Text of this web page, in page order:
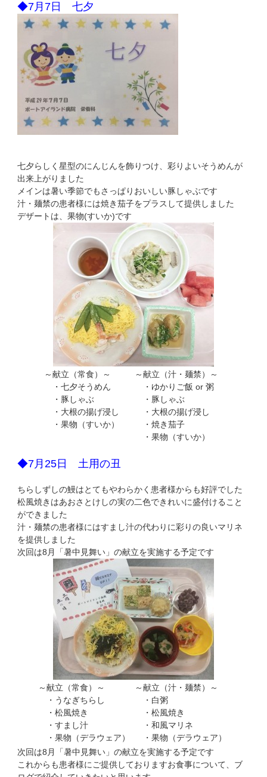
◆7月7日 七夕
七夕らしく星型のにんじんを飾りつけ、彩りよいそうめんが
出来上がりました
メインは暑い季節でもさっぱりおいしい豚しゃぶです
汁・麺禁の患者様には焼き茄子をプラスして提供しました
デザートは、果物(すいか)です
～献立（常食）～
・七夕そうめん
・豚しゃぶ
・大根の揚げ浸し
・果物（すいか）
～献立（汁・麺禁）～
・ゆかりご飯 or 粥
・豚しゃぶ
・大根の揚げ浸し
・焼き茄子
・果物（すいか）
◆7月25日 土用の丑
ちらしずしの鰻はとてもやわらかく患者様からも好評でした
松風焼きはあおさとけしの実の二色できれいに盛付けること
ができました
汁・麺禁の患者様にはすまし汁の代わりに彩りの良いマリネ
を提供しました
次回は8月「暑中見舞い」の献立を実施する予定です
～献立（常食）～
・うなぎちらし
・松風焼き
・すまし汁
・果物（デラウェア）
～献立（汁・麺禁）～
・白粥
・松風焼き
・和風マリネ
・果物（デラウェア）
次回は8月「暑中見舞い」の献立を実施する予定です
これからも患者様にご提供しておりますお食事について、ブ